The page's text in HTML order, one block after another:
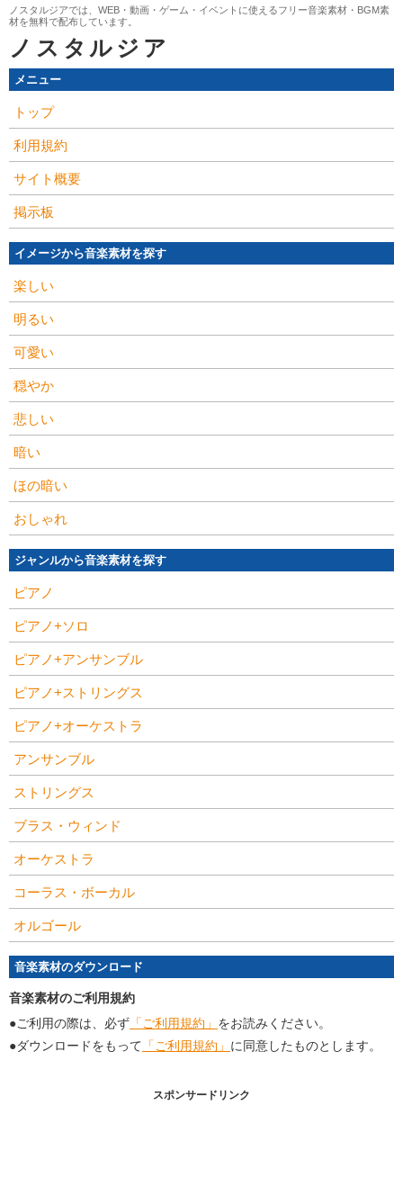
ノスタルジアでは、WEB・動画・ゲーム・イベントに使えるフリー音楽素材・BGM素
材を無料で配布しています。
ノスタルジア
メニュー
トップ
利用規約
サイト概要
掲示板
イメージから音楽素材を探す
楽しい
明るい
可愛い
穏やか
悲しい
暗い
ほの暗い
おしゃれ
ジャンルから音楽素材を探す
ピアノ
ピアノ+ソロ
ピアノ+アンサンブル
ピアノ+ストリングス
ピアノ+オーケストラ
アンサンブル
ストリングス
ブラス・ウィンド
オーケストラ
コーラス・ボーカル
オルゴール
音楽素材のダウンロード
音楽素材のご利用規約
●ご利用の際は、必ず 「ご利用規約」 をお読みください。
●ダウンロードをもって 「ご利用規約」 に同意したものとします。
スポンサードリンク